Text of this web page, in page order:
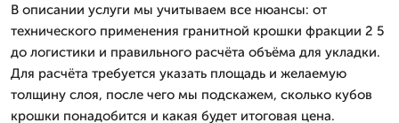
В описании услуги мы учитываем все нюансы: от
технического применения гранитной крошки фракции 2 5
до логистики и правильного расчёта объёма для укладки.
Для расчёта требуется указать площадь и желаемую
толщину слоя, после чего мы подскажем, сколько кубов
крошки понадобится и какая будет итоговая цена.